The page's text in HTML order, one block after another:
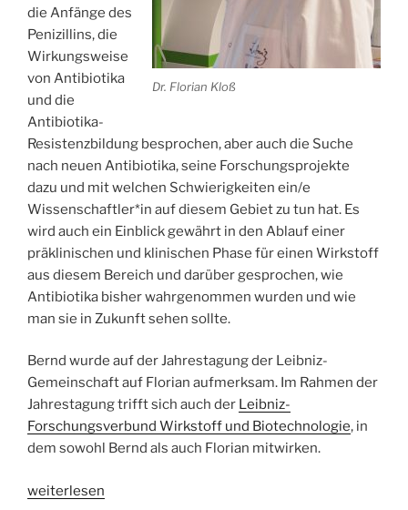
Dr. Florian Kloß
die Anfänge des
Penizillins, die
Wirkungsweise
von Antibiotika
und die
Antibiotika-
Resistenzbildung besprochen, aber auch die Suche
nach neuen Antibiotika, seine Forschungsprojekte
dazu und mit welchen Schwierigkeiten ein/e
Wissenschaftler*in auf diesem Gebiet zu tun hat. Es
wird auch ein Einblick gewährt in den Ablauf einer
präklinischen und klinischen Phase für einen Wirkstoff
aus diesem Bereich und darüber gesprochen, wie
Antibiotika bisher wahrgenommen wurden und wie
man sie in Zukunft sehen sollte.
Bernd wurde auf der Jahrestagung der Leibniz-
Gemeinschaft auf Florian aufmerksam. Im Rahmen der
Jahrestagung trifft sich auch der Leibniz-
Forschungsverbund Wirkstoff und Biotechnologie, in
dem sowohl Bernd als auch Florian mitwirken.
„WSR030
weiterlesen